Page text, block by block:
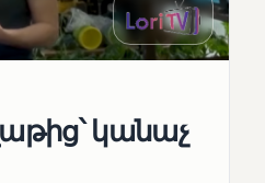
կանաչ